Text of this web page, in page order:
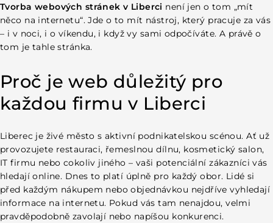
Kdy dává e-shop smysl
Co vše musí fungovat, aby e-shop prodával
Lokální e-shop s globálním dosahem
Nejčastější chyby, které podnikatelé při tvorbě webu
Web jako „vizitka bez obsahu“
Web, který nefunguje na telefonu
Ignorování lokálního vyhledávání
Šablona místo webu na míru
Prezentační web pro živnostníky a malé firmy
Komplexnější web pro firmy s více službami
E-shop pro prodej produktů online
Jak vypadá výsledek spolupráce
Reference a důvěra jako základní hodnoty
Transparentnost a srozumitelná komunikace
Tvorba webových stránek Liberec – investice, která se
Tvorba webových stránek v Liberci není jen o tom „mít
něco na internetu“. Jde o to mít nástroj, který pracuje za vás
– i v noci, i o víkendu, i když vy sami odpočíváte. A právě o
tom je tahle stránka.
Proč je web důležitý pro
každou firmu v Liberci
Liberec je živé město s aktivní podnikatelskou scénou. Ať už
provozujete restauraci, řemeslnou dílnu, kosmetický salon,
IT firmu nebo cokoliv jiného – vaši potenciální zákazníci vás
hledají online. Dnes to platí úplně pro každý obor. Lidé si
před každým nákupem nebo objednávkou nejdříve vyhledají
informace na internetu. Pokud vás tam nenajdou, velmi
pravděpodobně zavolají nebo napíšou konkurenci.